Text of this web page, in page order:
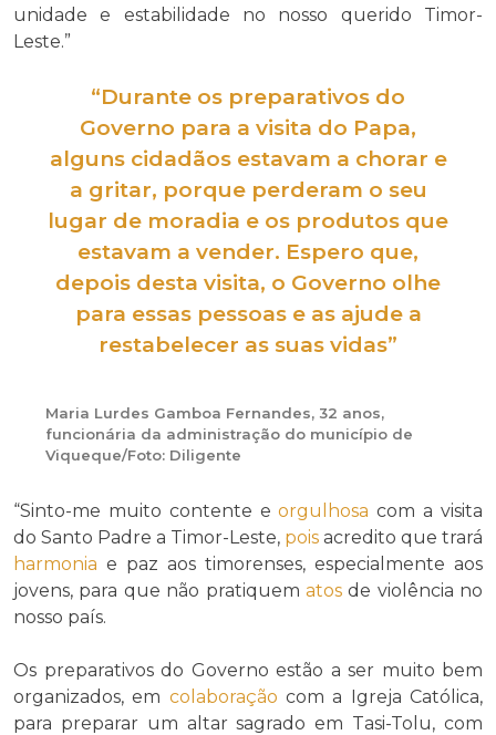
unidade e estabilidade no nosso querido Timor-
Leste.”
“Durante os preparativos do
Governo para a visita do Papa,
alguns cidadãos estavam a chorar e
a gritar, porque perderam o seu
lugar de moradia e os produtos que
estavam a vender. Espero que,
depois desta visita, o Governo olhe
para essas pessoas e as ajude a
restabelecer as suas vidas”
Maria Lurdes Gamboa Fernandes, 32 anos,
funcionária da administração do município de
Viqueque/Foto: Diligente
“Sinto-me muito contente eorgulhosa com a visita
do Santo Padre a Timor-Leste, pois acredito que trará
harmonia e paz aos timorenses, especialmente aos
jovens, para que não pratiquem atosde violência no
nosso país.
Os preparativos do Governo estão a ser muito bem
organizados, em colaboração com a Igreja Católica,
para preparar um altar sagrado em Tasi-Tolu, com